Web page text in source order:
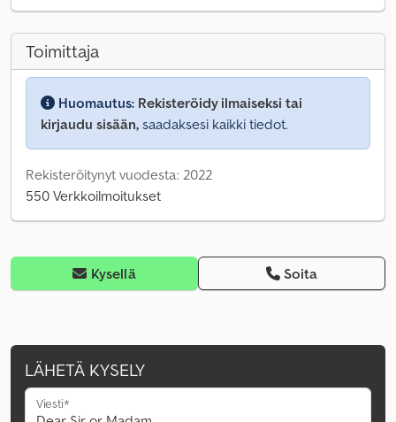
Toimittaja
Huomautus: Rekisteröidy ilmaiseksi tai
kirjaudu sisään, saadaksesi kaikki tiedot.
Rekisteröitynyt vuodesta: 2022
550 Verkkoilmoitukset
Kysellä Soita
LÄHETÄ KYSELY
Viesti*